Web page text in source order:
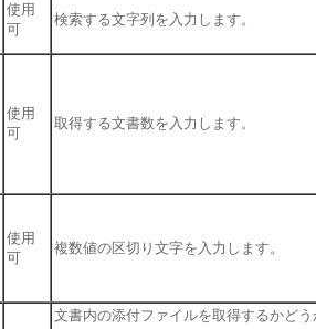
使用
可
検索する文字列を入力します。
使用
可
取得する文書数を入力します。
使用
可
複数値の区切り文字を入力します。
文書内の添付ファイルを取得するかど